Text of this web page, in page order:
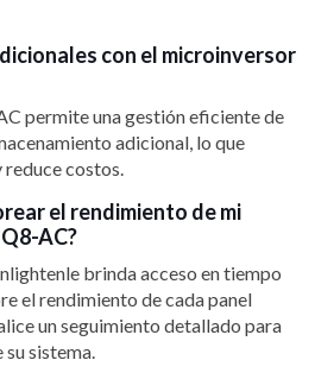
con el microinversor
permite una gestión eficiente de
adicional, lo que
costos.
el rendimiento de mi
AC?
brinda acceso en tiempo
el rendimiento de cada panel
un seguimiento detallado para
sistema.